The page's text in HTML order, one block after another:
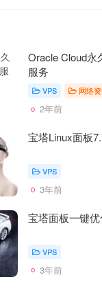
Oracle Cloud永
服务
VPS 网络
2年前
宝塔Linux面板
VPS
3年前
宝塔面板一键
VPS
3年前